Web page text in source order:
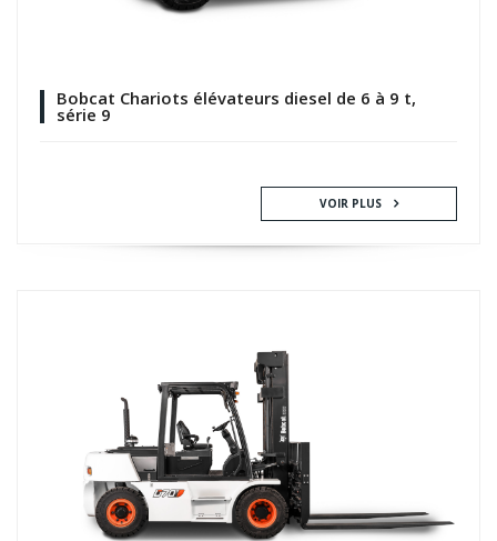
Bobcat Chariots élévateurs diesel de 6 à 9 t,
série 9
VOIR PLUS